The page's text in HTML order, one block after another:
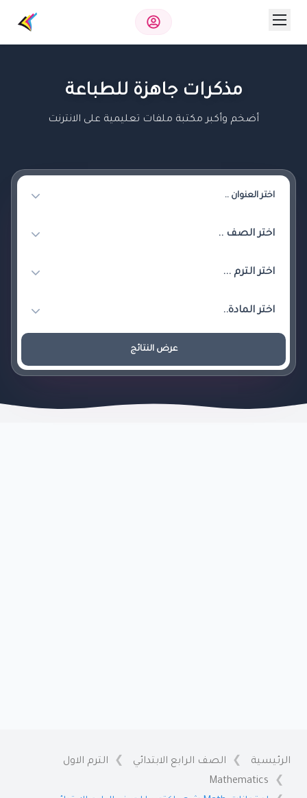
مذكرات جاهزة للطباعة
أضخم وأكبر مكتبة ملفات تعليمية على الانترنت
عرض النتائج
الرئيسية الصف الرابع الابتدائي
الترم الاول
Mathematics